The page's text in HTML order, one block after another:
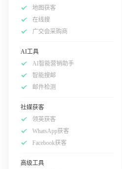
地图获客
在线搜
广交会采购商
AI工具
AI智能营销助手
智能搜邮
邮件检测
社媒获客
领英获客
WhatsApp获客
Facebook获客
高级工具